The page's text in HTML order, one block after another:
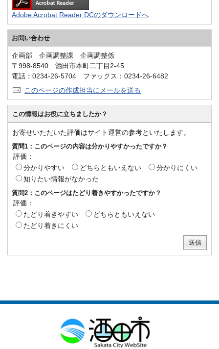
Adobe Acrobat Reader DCのダウンロードへ
お問い合わせ
企画部 企画調整課 企画調整係
〒998-8540 酒田市本町二丁目2-45
電話：0234-26-5704 ファックス：0234-26-6482
このページの作成担当にメールを送る
この情報はお役に立ちましたか？
お寄せいただいた評価はサイト運営の参考といたします。
質問1：このページの内容は分かりやすかったですか？
評価：
分かりやすい
どちらともいえない
分かりにくい
知りたい情報がなかった
質問2：このページはたどり着きやすかったですか？
評価：
たどり着きやすい
どちらともいえない
たどり着きにくい